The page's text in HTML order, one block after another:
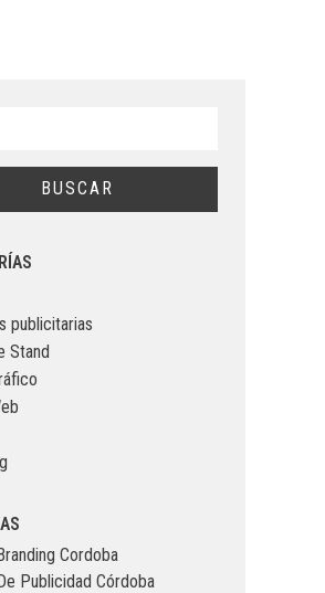
publicitarias
Stand
Cordoba
Publicidad Córdoba